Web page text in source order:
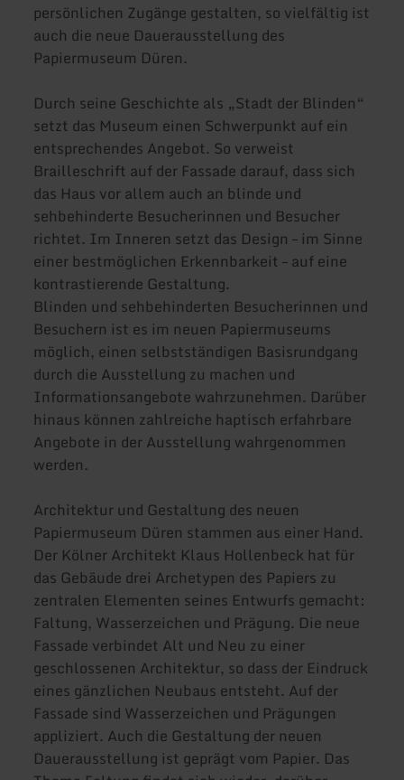
persönlichen Zugänge gestalten, so vielfältig ist
auch die neue Dauerausstellung des
Papiermuseum Düren.
Durch seine Geschichte als „Stadt der Blinden“
setzt das Museum einen Schwerpunkt auf ein
entsprechendes Angebot. So verweist
Brailleschrift auf der Fassade darauf, dass sich
das Haus vor allem auch an blinde und
sehbehinderte Besucherinnen und Besucher
richtet. Im Inneren setzt das Design – im Sinne
einer bestmöglichen Erkennbarkeit – auf eine
kontrastierende Gestaltung.
Blinden und sehbehinderten Besucherinnen und
Besuchern ist es im neuen Papiermuseums
möglich, einen selbstständigen Basisrundgang
durch die Ausstellung zu machen und
Informationsangebote wahrzunehmen. Darüber
hinaus können zahlreiche haptisch erfahrbare
Angebote in der Ausstellung wahrgenommen
werden.
Architektur und Gestaltung des neuen
Papiermuseum Düren stammen aus einer Hand.
Der Kölner Architekt Klaus Hollenbeck hat für
das Gebäude drei Archetypen des Papiers zu
zentralen Elementen seines Entwurfs gemacht:
Faltung, Wasserzeichen und Prägung. Die neue
Fassade verbindet Alt und Neu zu einer
geschlossenen Architektur, so dass der Eindruck
eines gänzlichen Neubaus entsteht. Auf der
Fassade sind Wasserzeichen und Prägungen
appliziert. Auch die Gestaltung der neuen
Dauerausstellung ist geprägt vom Papier. Das